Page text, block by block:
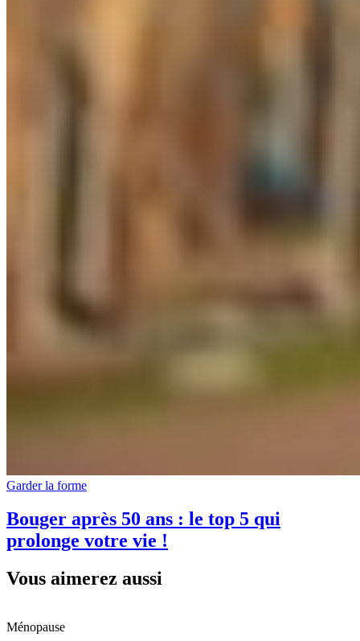
Garder la forme
Bouger après 50 ans : le top 5 qui
prolonge votre vie !
Vous aimerez aussi
Ménopause